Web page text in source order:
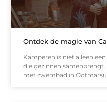
Ontdek de magie van
Kamperen is niet alleen
die gezinnen
met zwembad in